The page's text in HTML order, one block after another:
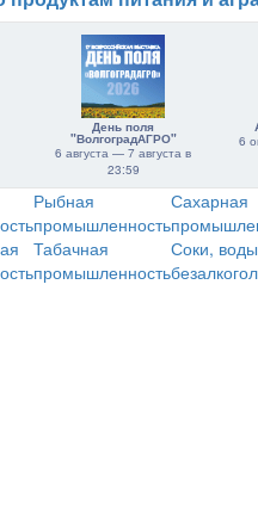
День поля
"ВолгоградАГРО"
6 августа — 7 августа в
23:59
6
Рыбная
промышленность
Сахарная
Табачная
промышленность
Соки,